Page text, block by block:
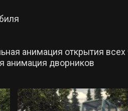
анимация открытия
анимация дворников